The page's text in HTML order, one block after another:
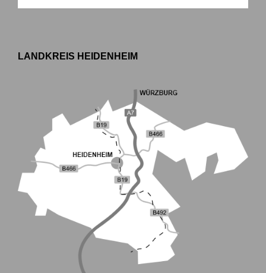
LANDKREIS HEIDENHEIM